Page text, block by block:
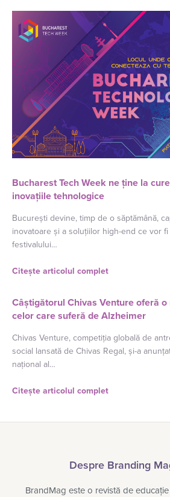
Bucharest Tech Week ne ține la
inovațiile tehnologice
București devine, timp de o săptămână,
inovatoare și a soluțiilor high-end ce vor
festivalului…
Citește articolul complet
Câștigătorul Chivas Venture oferă
celor care suferă de Alzheimer
Chivas Venture, competiția globală de
social lansată de Chivas Regal, și-a
național al…
Citește articolul complet
Despre Branding
BrandMag este o revistă de